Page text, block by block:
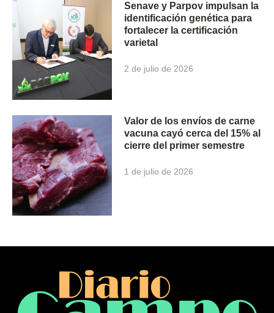
Senave y Parpov impulsan la
identificación genética para
fortalecer la certificación
varietal
2 de julio de 2026
Valor de los envíos de carne
vacuna cayó cerca del 15% al
cierre del primer semestre
1 de julio de 2026